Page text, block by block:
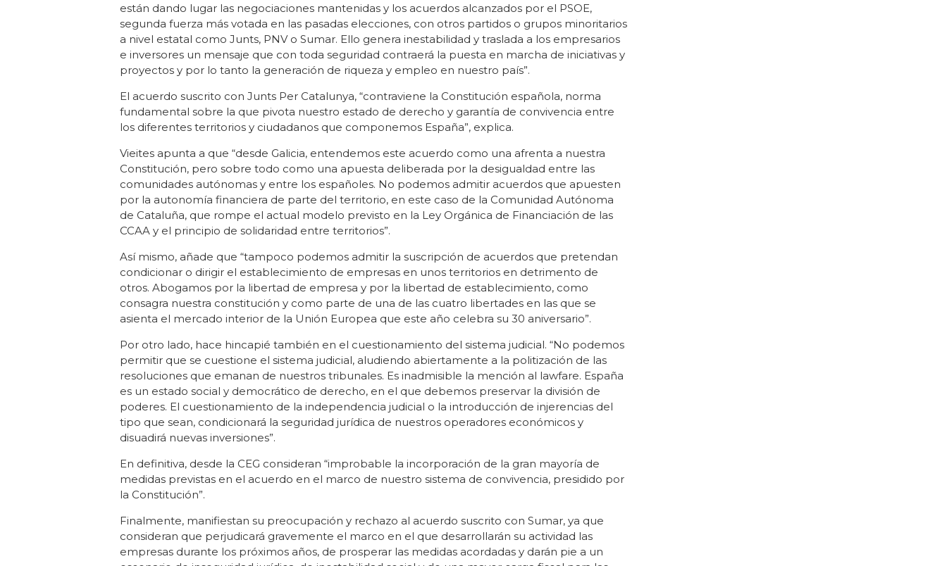
están dando lugar las negociaciones mantenidas y los acuerdos alcanzados por el PSOE,
segunda fuerza más votada en las pasadas elecciones, con otros partidos o grupos minoritarios
a nivel estatal como Junts, PNV o Sumar. Ello genera inestabilidad y traslada a los empresarios
e inversores un mensaje que con toda seguridad contraerá la puesta en marcha de iniciativas y
proyectos y por lo tanto la generación de riqueza y empleo en nuestro país”.
El acuerdo suscrito con Junts Per Catalunya, “contraviene la Constitución española, norma
fundamental sobre la que pivota nuestro estado de derecho y garantía de convivencia entre
los diferentes territorios y ciudadanos que componemos España”, explica.
Vieites apunta a que “desde Galicia, entendemos este acuerdo como una afrenta a nuestra
Constitución, pero sobre todo como una apuesta deliberada por la desigualdad entre las
comunidades autónomas y entre los españoles. No podemos admitir acuerdos que apuesten
por la autonomía financiera de parte del territorio, en este caso de la Comunidad Autónoma
de Cataluña, que rompe el actual modelo previsto en la Ley Orgánica de Financiación de las
CCAA y el principio de solidaridad entre territorios”.
Así mismo, añade que “tampoco podemos admitir la suscripción de acuerdos que pretendan
condicionar o dirigir el establecimiento de empresas en unos territorios en detrimento de
otros. Abogamos por la libertad de empresa y por la libertad de establecimiento, como
consagra nuestra constitución y como parte de una de las cuatro libertades en las que se
asienta el mercado interior de la Unión Europea que este año celebra su 30 aniversario”.
Por otro lado, hace hincapié también en el cuestionamiento del sistema judicial. “No podemos
permitir que se cuestione el sistema judicial, aludiendo abiertamente a la politización de las
resoluciones que emanan de nuestros tribunales. Es inadmisible la mención al lawfare. España
es un estado social y democrático de derecho, en el que debemos preservar la división de
poderes. El cuestionamiento de la independencia judicial o la introducción de injerencias del
tipo que sean, condicionará la seguridad jurídica de nuestros operadores económicos y
disuadirá nuevas inversiones”.
En definitiva, desde la CEG consideran “improbable la incorporación de la gran mayoría de
medidas previstas en el acuerdo en el marco de nuestro sistema de convivencia, presidido por
la Constitución”.
Finalmente, manifiestan su preocupación y rechazo al acuerdo suscrito con Sumar, ya que
consideran que perjudicará gravemente el marco en el que desarrollarán su actividad las
empresas durante los próximos años, de prosperar las medidas acordadas y darán pie a un